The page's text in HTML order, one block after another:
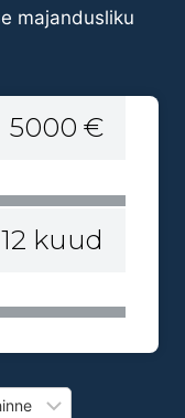
majandusliku
5000 €
12 kuud